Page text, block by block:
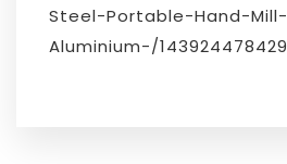
Steel-Portable-Hand-Mill-
Aluminium-/143924478429